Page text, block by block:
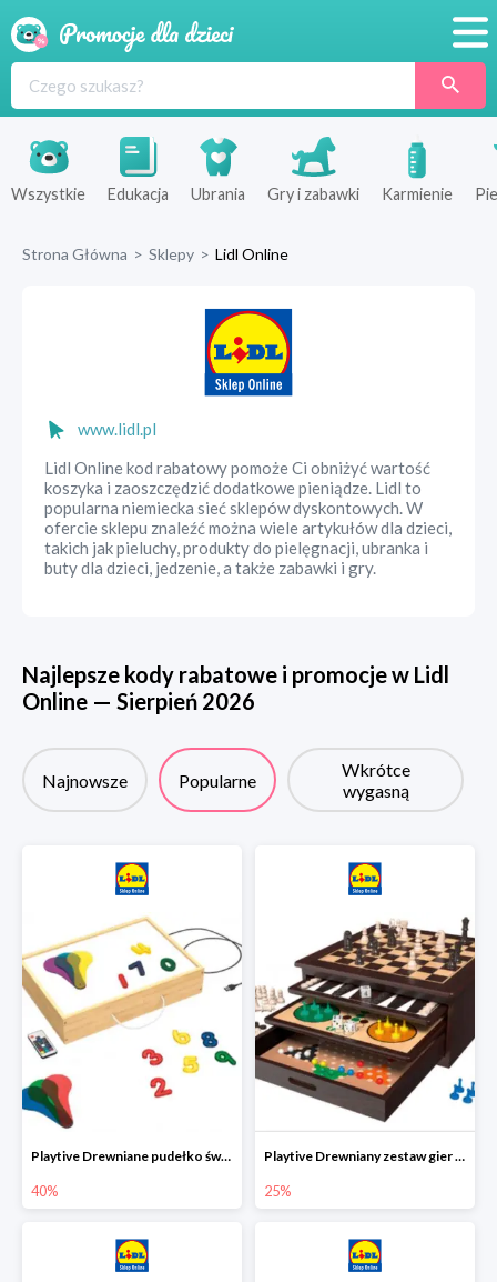
Produkty
Sklepy
Wszystkie Edukacja Ubrania Gry i zabawki Karmienie
Strona Główna > Sklepy > Lidl Online
www.lidl.pl
Lidl Online kod rabatowy pomoże Ci obniżyć wartość
koszyka i zaoszczędzić dodatkowe pieniądze. Lidl to
popularna niemiecka sieć sklepów dyskontowych. W
ofercie sklepu znaleźć można wiele artykułów dla dzieci,
takich jak pieluchy, produkty do pielęgnacji, ubranka i
buty dla dzieci, jedzenie, a także zabawki i gry.
Najlepsze kody rabatowe i promocje w Lidl
Online — Sierpień 2026
Najnowsze Popularne
Wkrótce
wygasną
Playtive Drewniane pudełko świetlne MONTESSORI
40%
Playtive Drewniany zestaw gier 10 w 1
25%